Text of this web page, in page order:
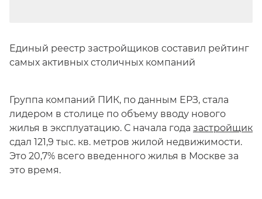
Единый реестр застройщиков составил рейтинг
самых активных столичных компаний
Группа компаний ПИК, по данным ЕРЗ, стала
лидером в столице по объему вводу нового
жилья в эксплуатацию. С начала года застройщик
сдал 121,9 тыс. кв. метров жилой недвижимости.
Это 20,7% всего введенного жилья в Москве за
это время.